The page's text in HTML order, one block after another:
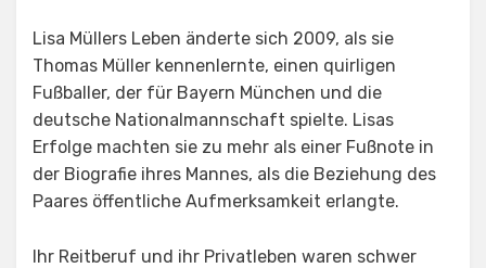
Lisa Müllers Leben änderte sich 2009, als sie
Thomas Müller kennenlernte, einen quirligen
Fußballer, der für Bayern München und die
deutsche Nationalmannschaft spielte. Lisas
Erfolge machten sie zu mehr als einer Fußnote in
der Biografie ihres Mannes, als die Beziehung des
Paares öffentliche Aufmerksamkeit erlangte.
Ihr Reitberuf und ihr Privatleben waren schwer